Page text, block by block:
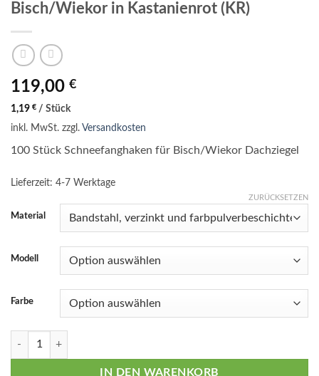
Bisch/Wiekor in Kastanienrot (KR)
119,00 €
1,19 € / Stück
inkl. MwSt. zzgl. Versandkosten
100 Stück Schneefanghaken für Bisch/Wiekor Dachziegel
Lieferzeit: 4-7 Werktage
Material
Modell
Farbe
ZURÜCKSETZEN
100 Stück Schneefanghaken für Bisch/Wiekor in Kastanienrot (KR)
IN DEN WARENKORB